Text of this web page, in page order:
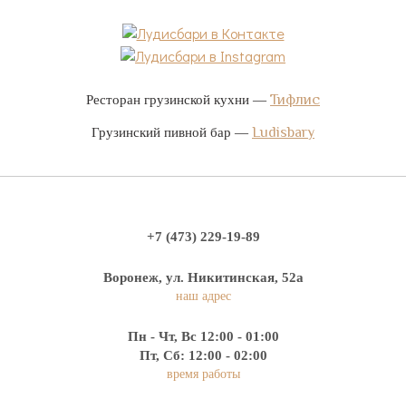
Ресторан грузинской кухни — Тифлис
Грузинский пивной бар — Ludisbary
+7 (473) 229-19-89
Воронеж, ул. Никитинская, 52а
наш адрес
Пн - Чт, Вс 12:00 - 01:00
Пт, Сб: 12:00 - 02:00
время работы